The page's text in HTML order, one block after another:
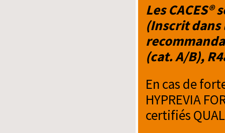
Les
(Inscrit dans
(cat. A/B),
En cas de
HYPREVIA
certifiés